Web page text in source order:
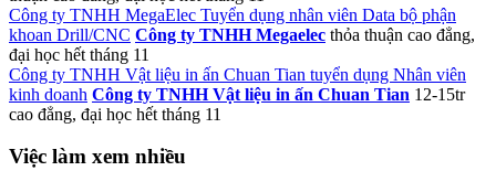
Công ty TNHH MegaElec Tuyển dụng nhân viên Data bộ phận
khoan Drill/CNC Công ty TNHH Megaelec thỏa thuận cao đẳng,
đại học hết tháng 11
Công ty TNHH Vật liệu in ấn Chuan Tian tuyển dụng Nhân viên
kinh doanh Công ty TNHH Vật liệu in ấn Chuan Tian 12-15tr
cao đẳng, đại học hết tháng 11
Việc làm xem nhiều